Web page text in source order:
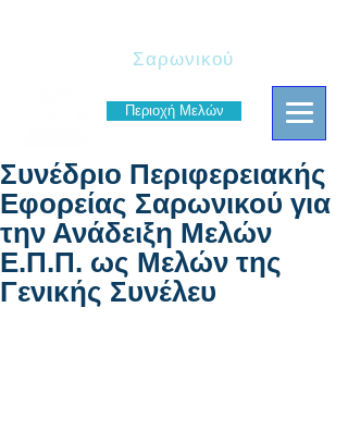
Σαρωνικού
Περιοχή Μελών
Συνέδριο Περιφερειακής
Εφορείας Σαρωνικού για
την Ανάδειξη Μελών
Ε.Π.Π. ως Μελών της
Γενικής Συνέλευ